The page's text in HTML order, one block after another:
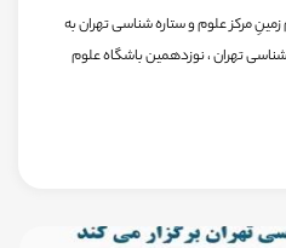
مرکز علوم و ستاره شناسی تهران به
تهران ، نوزدهمين باشگاه علوم